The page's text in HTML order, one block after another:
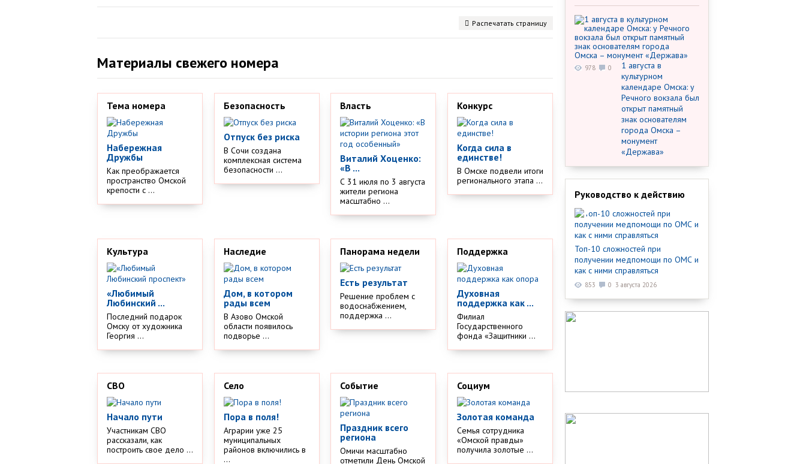
Распечатать страницу
Материалы свежего номера
Тема номера
Набережная
Дружбы
Как преображается
пространство Омской
крепости с ...
Безопасность
Отпуск без риска
В Сочи создана
комплексная система
безопасности ...
Власть
Виталий Хоценко:
«В ...
С 31 июля по 3 августа
жители региона
масштабно ...
Конкурс
Когда сила в
единстве!
В Омске подвели итоги
регионального этапа ...
Культура
«Любимый
Любинский ...
Последний подарок
Омску от художника
Георгия ...
Наследие
Дом, в котором
рады всем
В Азово Омской
области появилось
подворье ...
Панорама недели
Есть результат
Решение проблем с
водоснабжением,
поддержка ...
Поддержка
Духовная
поддержка как ...
Филиал
Государственного
фонда «Защитники ...
СВО
Начало пути
Участникам СВО
рассказали, как
построить свое дело ...
Село
Пора в поля!
Аграрии уже 25
муниципальных
районов включились в
...
Событие
Праздник всего
региона
Омичи масштабно
отметили День Омской
Социум
Золотая команда
Семья сотрудника
«Омской правды»
получила золотые ...
1 августа в
культурном
календаре Омска: у
Речного вокзала был
открыт памятный
знак основателям
города Омска –
монумент
«Держава»
978 0
Руководство к действию
Топ-10 сложностей при
получении медпомощи по ОМС и
как с ними справляться
853 0 3 августа 2026